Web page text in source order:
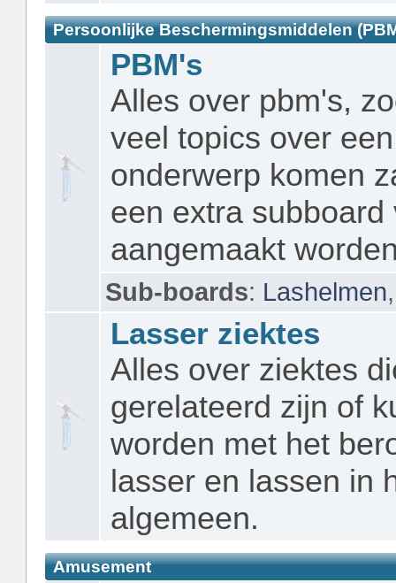
Persoonlijke Beschermingsmiddelen
PBM's
Alles over pbm's,
veel topics over een
onderwerp komen
een extra subboard
aangemaakt
Sub-boards: Lashelmen
Lasser ziektes
Alles over ziektes
gerelateerd zijn of
worden met het
lasser en lassen in
algemeen.
Amusement